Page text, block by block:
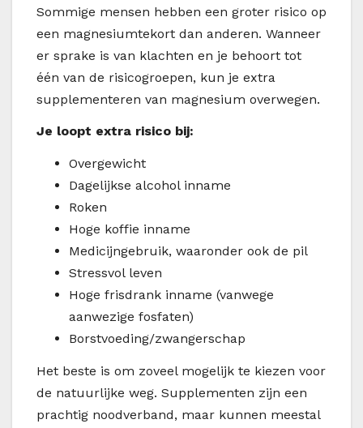
Sommige mensen hebben een groter risico op
een magnesiumtekort dan anderen. Wanneer
er sprake is van klachten en je behoort tot
één van de risicogroepen, kun je extra
supplementeren van magnesium overwegen.
Je loopt extra risico bij:
Overgewicht
Dagelijkse alcohol inname
Roken
Hoge koffie inname
Medicijngebruik, waaronder ook de pil
Stressvol leven
Hoge frisdrank inname (vanwege
aanwezige fosfaten)
Borstvoeding/zwangerschap
Het beste is om zoveel mogelijk te kiezen voor
de natuurlijke weg. Supplementen zijn een
prachtig noodverband, maar kunnen meestal